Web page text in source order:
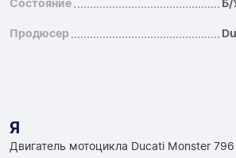
Состояние Б/
Продюсер
Я
Двигатель мотоцикла Ducati Monster 796